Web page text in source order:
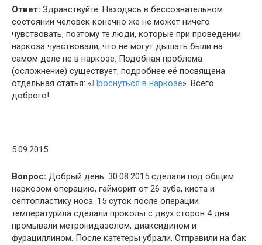
Ответ: Здравствуйте. Находясь в бессознательном
состоянии человек конечно же не может ничего
чувствовать, поэтому те люди, которые при проведении
наркоза чувствовали, что не могут дышать были на
самом деле не в наркозе. Подобная проблема
(осложнение) существует, подробнее её посвящена
отдельная статья: «Проснуться в наркозе». Всего
доброго!
5.09.2015
Вопрос: Добрый день. 30.08.2015 сделали под общим
наркозом операцию, гайморит от 26 зуба, киста и
септопластику носа. 15 суток после операции
температурила сделали проколы с двух сторон 4 дня
промывали метронидазолом, диаксидином и
фурациллином. После катетеры убрали. Отправили на бак